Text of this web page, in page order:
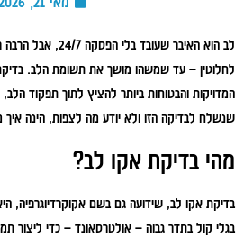
לב הוא האיבר שעובד
לחלוטין – עד שמשהו מושך את תשומת הלב.
המדויקות והבטוחות ביותר להציץ לתוך תפקוד
שנשלח לבדיקה הזו ולא יודע מה לצפות, הינה
מהי בדיקת אקו לב?
בדיקת אקו לב, שידועה גם בשם
בגלי קול בתדר גבוה – אולטרסאונד – כדי ליצור